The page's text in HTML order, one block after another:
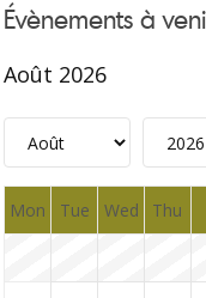
Évènements à
Août 2026
Mon Tue Wed Thu